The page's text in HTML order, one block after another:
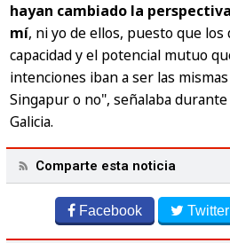
hayan cambiado la
mí, ni yo de ellos, puesto que los
capacidad y el potencial mutuo
intenciones iban a ser las
Singapur o no", señalaba
Galicia.
Comparte esta noticia
Facebook Twitter